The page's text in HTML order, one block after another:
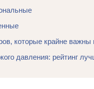
которые крайне
давления: рейтинг